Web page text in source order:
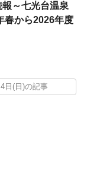
報～七光台温泉
春から2026年度
日(日)の記事